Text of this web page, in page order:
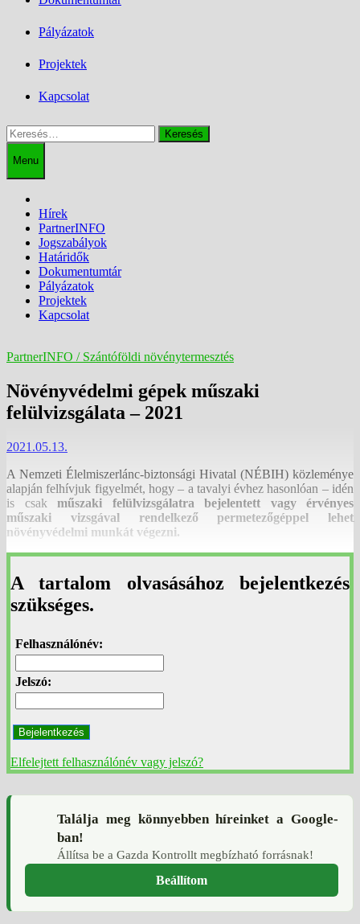
Pályázatok
Projektek
Kapcsolat
Keresés:
Menu
Hírek
PartnerINFO
Jogszabályok
Határidők
Dokumentumtár
Pályázatok
Projektek
Kapcsolat
PartnerINFO / Szántóföldi növénytermesztés
Növényvédelmi gépek műszaki
felülvizsgálata – 2021
2021.05.13.
A Nemzeti Élelmiszerlánc-biztonsági Hivatal (NÉBIH) közleménye
alapján felhívjuk figyelmét, hogy – a tavalyi évhez hasonlóan – idén
is csak műszaki felülvizsgálatra bejelentett vagy érvényes
műszaki vizsgával rendelkező permetezőgéppel lehet
növényvédelmi munkát végezni.
A tartalom olvasásához bejelentkezés
szükséges.
Felhasználónév:
Jelszó:
Bejelentkezés
Elfelejtett felhasználónév vagy jelszó?
Találja meg könnyebben híreinket a Google-
ban!
Állítsa be a Gazda Kontrollt megbízható forrásnak!
Beállítom